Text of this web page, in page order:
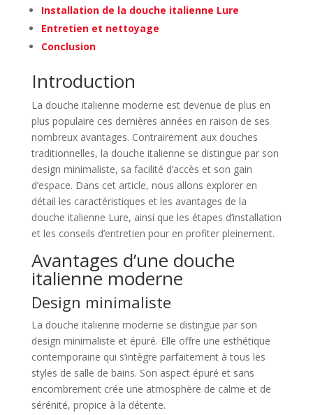
Installation de la douche italienne Lure
Entretien et nettoyage
Conclusion
Introduction
La douche italienne moderne est devenue de plus en
plus populaire ces dernières années en raison de ses
nombreux avantages. Contrairement aux douches
traditionnelles, la douche italienne se distingue par son
design minimaliste, sa facilité d’accès et son gain
d’espace. Dans cet article, nous allons explorer en
détail les caractéristiques et les avantages de la
douche italienne Lure, ainsi que les étapes d’installation
et les conseils d’entretien pour en profiter pleinement.
Avantages d’une douche
italienne moderne
Design minimaliste
La douche italienne moderne se distingue par son
design minimaliste et épuré. Elle offre une esthétique
contemporaine qui s’intègre parfaitement à tous les
styles de salle de bains. Son aspect épuré et sans
encombrement crée une atmosphère de calme et de
sérénité, propice à la détente.